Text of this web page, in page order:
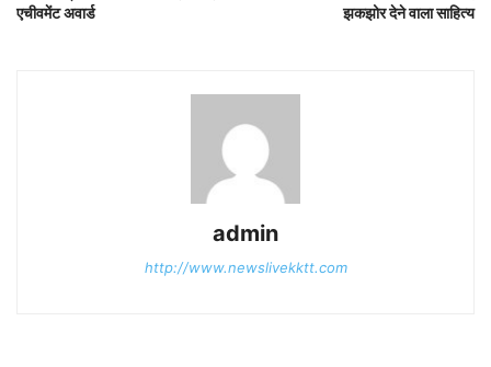
एचीवमेंट अवार्ड
झकझोर देने वाला साहित्य
admin
http://www.newslivekktt.com